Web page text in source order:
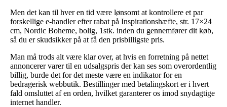
Men det kan til hver en tid være lønsomt at kontrollere et par
forskellige e-handler efter rabat på Inspirationshæfte, str. 17×24
cm, Nordic Boheme, bolig, 1stk. inden du gennemfører dit køb,
så du er skudsikker på at få den prisbilligste pris.
Man må trods alt være klar over, at hvis en forretning på nettet
annoncerer varer til en udsalgspris der kan ses som overordentlig
billig, burde det for det meste være en indikator for en
bedragerisk webbutik. Bestillinger med betalingskort er i hvert
fald omsluttet af en orden, hvilket garanterer os imod snydagtige
internet handler.